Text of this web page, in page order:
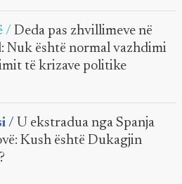
/ Deda pas zhvillimeve në
Nuk është normal vazhdimi
të krizave politike
/ U ekstradua nga Spanja
Kush është Dukagjin